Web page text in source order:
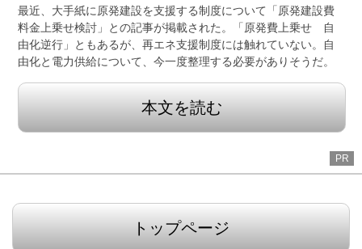
最近、大手紙に原発建設を支援する制度について「原発建設費
料金上乗せ検討」との記事が掲載された。「原発費上乗せ 自
由化逆行」ともあるが、再エネ支援制度には触れていない。自
由化と電力供給について、今一度整理する必要がありそうだ。
本文を読む
PR
トップページ